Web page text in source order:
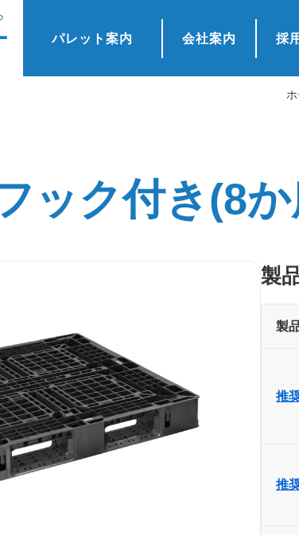
パレット案内 会社案内 採
ック付き(8
製
製
推
推